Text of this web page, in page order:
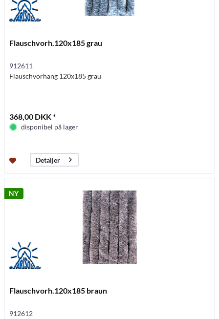
Flauschvorh.120x185 grau
912611
Flauschvorhang 120x185 grau
368,00 DKK *
disponibel på lager
Detaljer
NY
Flauschvorh.120x185 braun
912612